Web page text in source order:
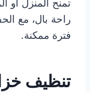
تمنح المنزل أو
راحة بال، مع
فترة ممكنة.
تنظيف